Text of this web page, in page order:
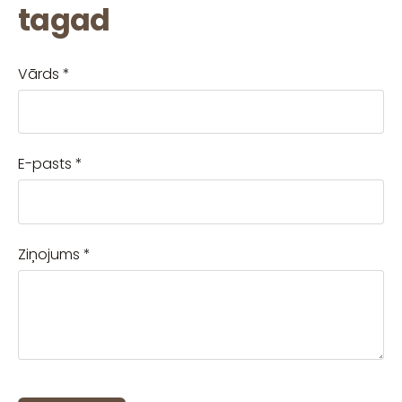
tagad
Vārds *
E-pasts *
Ziņojums *